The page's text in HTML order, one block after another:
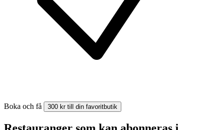
Boka och få 300 kr till din favoritbutik